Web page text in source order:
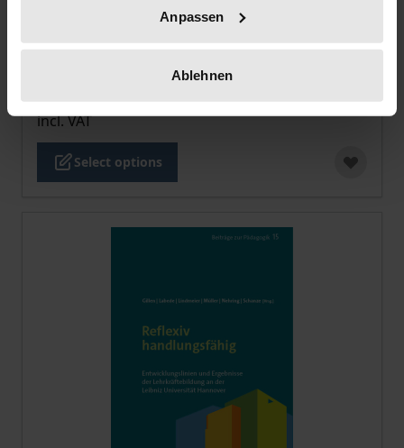
Anpassen
Ablehnen
Futures Literacy
The price depends on the options chosen on the
Academia, 1. Edition 2023
€64.00
incl. VAT
Select options